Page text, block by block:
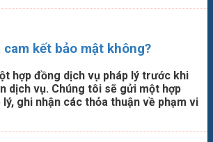
cam kết bảo mật không?
hợp đồng dịch vụ pháp lý trước khi
dịch vụ. Chúng tôi sẽ gửi một hợp
ghi nhận các thỏa thuận về phạm vi